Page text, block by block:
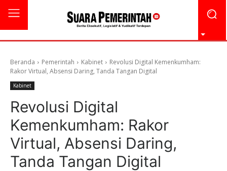
Beranda Pemerintah Kabinet
Revolusi Digital Kemenkumham:
Rakor Virtual, Absensi Daring, Tanda Tangan Digital
Kabinet
Revolusi Digital
Kemenkumham: Rakor
Virtual, Absensi Daring,
Tanda Tangan Digital